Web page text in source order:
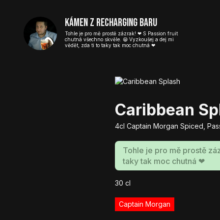
Tohle je pro mě prostě zázrak! ❤ S Passion fruit
chutná všechno skvěle. 😁 Vyzkoušej a dej mi
vědět, zda ti to taky tak moc chutná ❤
Kámen z Recharging baru
Caribbean
4cl Captain Morgan Spiced,
Tohle je pro mě prostě
taky tak moc chutná ❤
30 cl
Captain Morgan